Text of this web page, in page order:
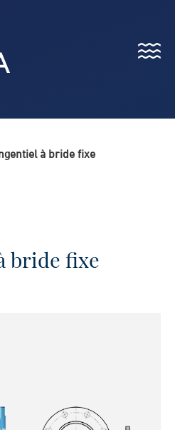
Menu
à bride fixe
bride fixe